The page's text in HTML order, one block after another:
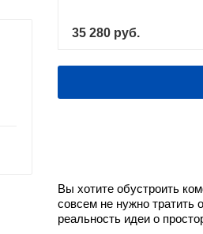
35 280 руб.
Вы хотите обустроить
совсем не нужно тратить
реальность идеи о